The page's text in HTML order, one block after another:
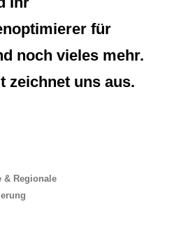
für
noch vieles mehr.
zeichnet uns aus.
& Regionale